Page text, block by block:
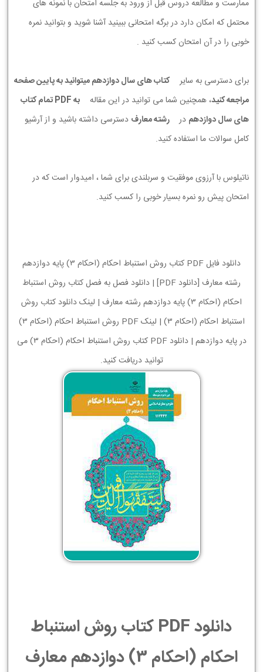
ممارست و مطالعه دروس قبل از ورود به جلسه امتحان با نمونه های
محتمل که امکان دارد در برگه امتحانی ببینید آشنا شوید و بتوانید نمره
خوبی را در آن امتحان کسب کنید .
برای دسترسی به سایر
کتاب های سال دوازدهم میتوانید به پایین صفحه
مراجعه کنید، همچنین شما می توانید در این مقاله
به PDF تمام کتاب
های سال دوازدهم در رشته معارف دسترسی داشته باشید و از آرشیو
کامل سوالات ما استفاده کنید.
ناتیلوس با آرزوی موفقیت و سربلندی برای شما ، امیدوار است که در
امتحان پیش رو نمره بسیار خوبی را کسب کنید.
دانلود فایل PDF کتاب روش استنباط احکام (احکام 3) پایه دوازدهم
رشته معارف [دانلود PDF] | دانلود فصل به فصل کتاب روش استنباط
احکام (احکام 3) پایه دوازدهم رشته معارف | لینک دانلود کتاب روش
استنباط احکام (احکام 3) | لینک PDF روش استنباط احکام (احکام 3)
در پایه دوازدهم | دانلود PDF کتاب روش استنباط احکام (احکام 3) می
توانید دریافت کنید.
دانلود PDF کتاب روش استنباط
احکام (احکام 3) دوازدهم معارف